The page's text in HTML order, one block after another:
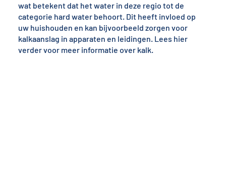
wat betekent dat het water in deze regio tot de
categorie hard water behoort. Dit heeft invloed op
uw huishouden en kan bijvoorbeeld zorgen voor
kalkaanslag in apparaten en leidingen. Lees hier
verder voor meer informatie over kalk.